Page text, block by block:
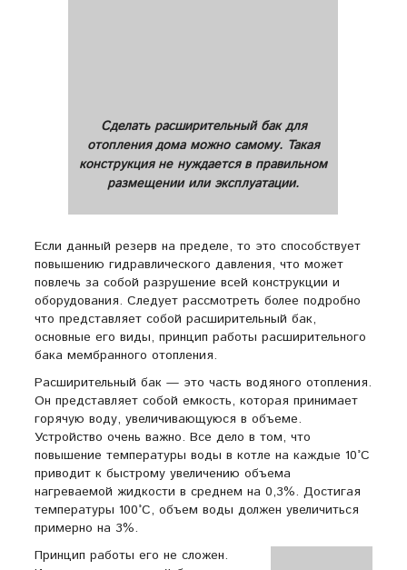
Сделать расширительный бак для
отопления дома можно самому. Такая
конструкция не нуждается в правильном
размещении или эксплуатации.
Если данный резерв на пределе, то это способствует
повышению гидравлического давления, что может
повлечь за собой разрушение всей конструкции и
оборудования. Следует рассмотреть более подробно
что представляет собой расширительный бак,
основные его виды, принцип работы расширительного
бака мембранного отопления.
Расширительный бак — это часть водяного отопления.
Он представляет собой емкость, которая принимает
горячую воду, увеличивающуюся в объеме.
Устройство очень важно. Все дело в том, что
повышение температуры воды в котле на каждые 10°С
приводит к быстрому увеличению объема
нагреваемой жидкости в среднем на 0,3%. Достигая
температуры 100°С, объем воды должен увеличиться
примерно на 3%.
Принцип работы его не сложен.